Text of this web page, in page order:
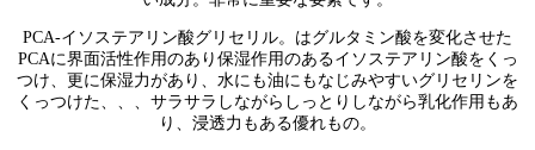
PCA-イソステアリン酸グリセリル。はグルタミン酸を変化させた
PCAに界面活性作用のあり保湿作用のあるイソステアリン酸をくっ
つけ、更に保湿力があり、水にも油にもなじみやすいグリセリンを
くっつけた、、、サラサラしながらしっとりしながら乳化作用もあ
り、浸透力もある優れもの。